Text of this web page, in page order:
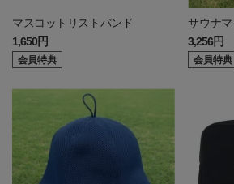
マスコットリストバンド
1,650円
会員特典
サウナマ
3,256円
会員特典